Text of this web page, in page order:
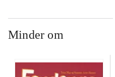
Minder om